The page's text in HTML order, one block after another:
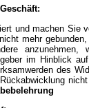
und machen Sie
mehr
anzunehmen,
im Hinblick
des